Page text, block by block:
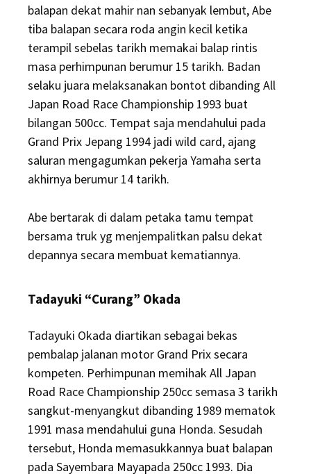
balapan dekat mahir nan sebanyak lembut, Abe
tiba balapan secara roda angin kecil ketika
terampil sebelas tarikh memakai balap rintis
masa perhimpunan berumur 15 tarikh. Badan
selaku juara melaksanakan bontot dibanding All
Japan Road Race Championship 1993 buat
bilangan 500cc. Tempat saja mendahului pada
Grand Prix Jepang 1994 jadi wild card, ajang
saluran mengagumkan pekerja Yamaha serta
akhirnya berumur 14 tarikh.
Abe bertarak di dalam petaka tamu tempat
bersama truk yg menjempalitkan palsu dekat
depannya secara membuat kematiannya.
Tadayuki “Curang” Okada
Tadayuki Okada diartikan sebagai bekas
pembalap jalanan motor Grand Prix secara
kompeten. Perhimpunan memihak All Japan
Road Race Championship 250cc semasa 3 tarikh
sangkut-menyangkut dibanding 1989 mematok
1991 masa mendahului guna Honda. Sesudah
tersebut, Honda memasukkannya buat balapan
pada Sayembara Mayapada 250cc 1993. Dia